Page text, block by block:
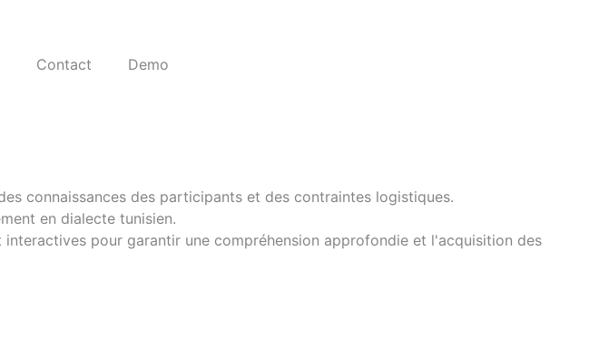
Contact Demo
connaissances des participants et des contraintes logistiques.
en dialecte tunisien.
pour garantir une compréhension approfondie et l'acquisition des